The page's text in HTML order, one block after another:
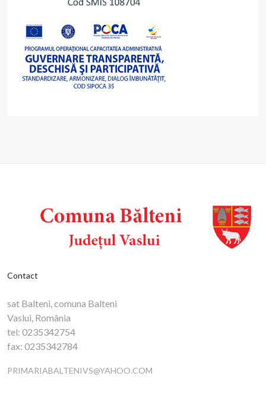
Contact
sat Balteni, comuna Balteni
Vaslui, România
tel: 0235342754
fax: 0235342784
PRIMARIABALTENIVS@YAHOO.COM